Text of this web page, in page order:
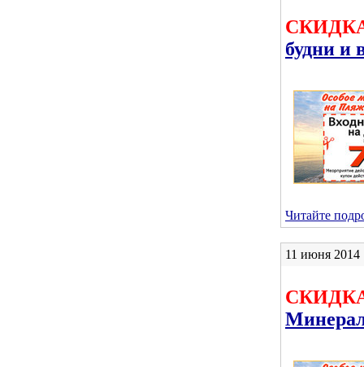
будни и
Читайте
11 июня 2014